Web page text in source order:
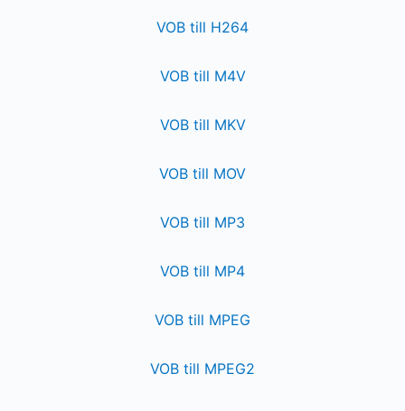
VOB till H264
VOB till M4V
VOB till MKV
VOB till MOV
VOB till MP3
VOB till MP4
VOB till MPEG
VOB till MPEG2